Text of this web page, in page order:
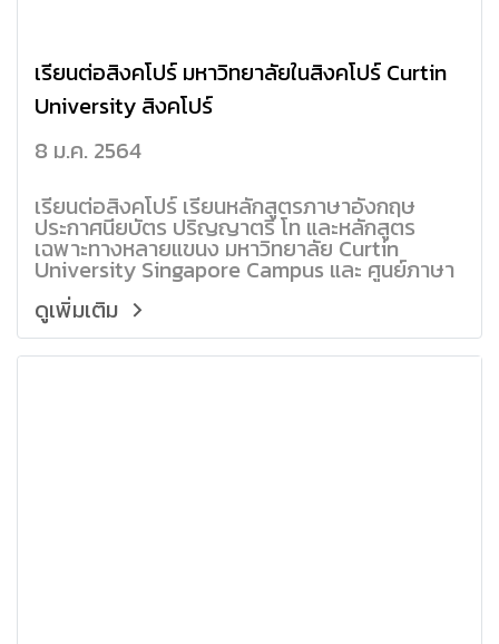
เรียนต่อสิงคโปร์ มหาวิทยาลัยในสิงคโปร์ Curtin
University สิงคโปร์
8 ม.ค. 2564
เรียนต่อสิงคโปร์ เรียนหลักสูตรภาษาอังกฤษ
ประกาศนียบัตร ปริญญาตรี โท และหลักสูตร
เฉพาะทางหลายแขนง มหาวิทยาลัย Curtin
University Singapore Campus และ ศูนย์ภาษา
NAVITAS English
ดูเพิ่มเติม